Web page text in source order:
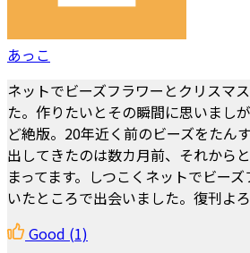
あっこ
ネットでビーズフラワーとクリスマ
た。作りたいとその瞬間に思いまし
ど絶版。20年近く前のビーズをたん
出してきたのは数カ月前、それから
まってます。しつこくネットでビー
いたところで出会いました。復刊よ
Good (1)